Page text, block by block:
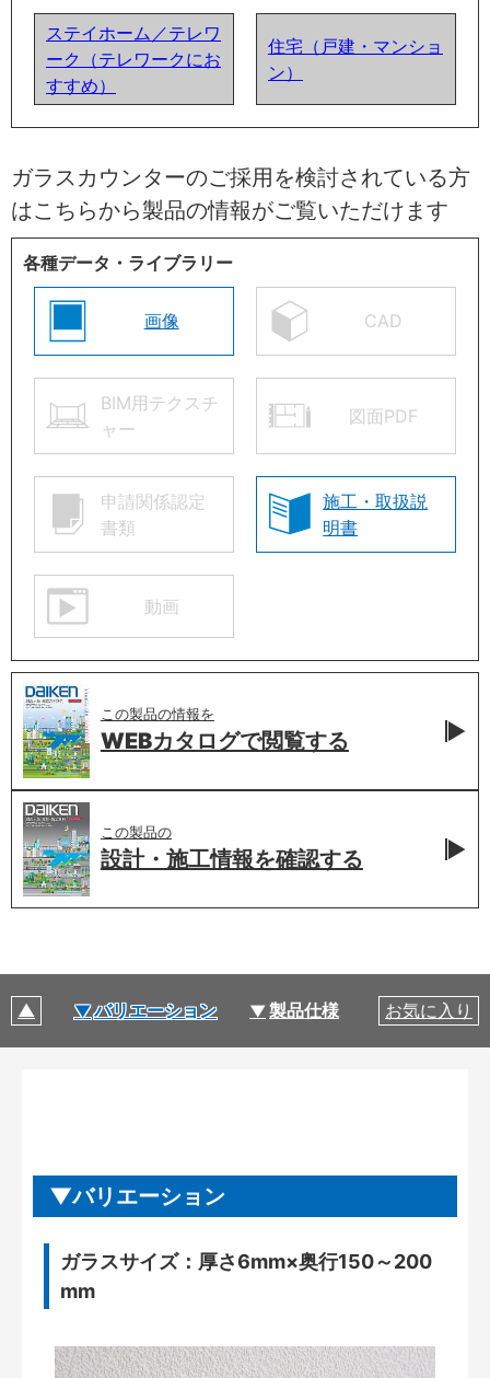
ステイホーム／テレワ
ーク（テレワークにお
すすめ）
住宅（戸建・マンショ
ン）
ガラスカウンターのご採用を検討されている方
はこちらから製品の情報がご覧いただけます
各種データ・ライブラリー
画像 CAD
BIM用テクスチ
ャー
図面PDF
申請関係認定
書類
施工・取扱説
明書
動画
この製品の情報を
WEBカタログで閲覧する
この製品の
設計・施工情報を確認する
バリエーション 製品仕様 製品特長
お気に入り
バリエーション
ガラスサイズ：厚さ6mm×奥行150～200
mm